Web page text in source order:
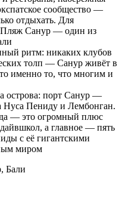
сообщество —
отдыхать. Для
Пляж Санур — один из
ритм: никаких клубов
толп — Санур живёт в
именно то, что многим и
острова: порт Санур —
Нуса Пениду и Лембонган.
— это огромный плюс
а главное — пять
с её гигантскими
миром